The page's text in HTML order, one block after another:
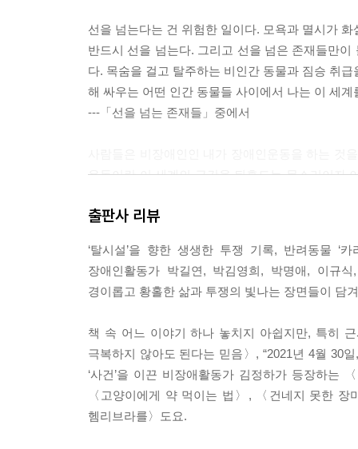
선을 넘는다는 건 위험한 일이다. 모욕과 멸시가
반드시 선을 넘는다. 그리고 선을 넘은 존재들만
다. 목숨을 걸고 탈주하는 비인간 동물과 짐승 취
해 싸우는 어떤 인간 동물들 사이에서 나는 이 세
---「선을 넘는 존재들」중에서
운동이란 이 세계의 근간을 뒤흔드는 목소리이자
---「내 인생을 망치러 온 나의 구원자」중에서
어떤 인간도 ‘짐승처럼’ 살게 해서는 안 된다며
되었다. 거대한 학살보다 끔찍한 것은 거대한 출
---「닭을 실은 트럭」중에서
나는 정하에게 이 힘든 일을 왜 계속하느냐고 물었
“콧줄 끼고 누워서 생활하던 분이 계셨어. 그분이
역류성 식도염이 도졌다며 정하가 눈을 질끈 감았
“웃고 계셨어. 시설에 살 땐 표정이 없는 분이었는데
세상 사람들은 절대로 모르는 희미한 아름다움을
출판사 리뷰
‘탈시설’을 향한 생생한 투쟁 기록, 반려동물 ‘
장애인활동가 박길연, 박김영희, 박명애, 이규
경이롭고 황홀한 삶과 투쟁의 빛나는 장면들이 담
책 속 어느 이야기 하나 놓치지 아쉽지만, 특히
극복하지 않아도 된다는 믿음〉, “2021년 4월 30
‘사건’을 이끈 비장애활동가 김정하가 등장하는
〈고양이에게 약 먹이는 법〉, 〈건네지 못한
헴리브라를〉도요.